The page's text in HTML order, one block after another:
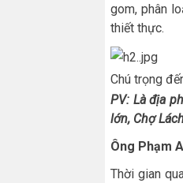
gom, phân
thiết thực.
Chú trọng
PV: Là địa
lớn, Chợ
Ông Phạm
Thời gian